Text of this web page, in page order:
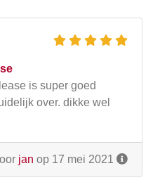
is super goed
over. dikke wel
jan op 17 mei 2021